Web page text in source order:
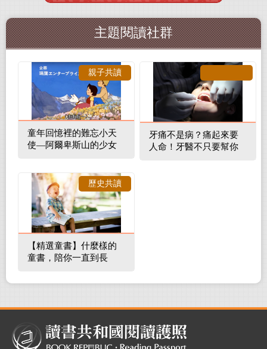
主題閱讀社群
童年回憶裡的難忘小天
使—阿爾卑斯山的少女
親子共讀
牙痛不是病？痛起來要
人命！牙醫不只要幫你
【精選童書】什麼樣的
童書，陪你一直到長
歷史共讀